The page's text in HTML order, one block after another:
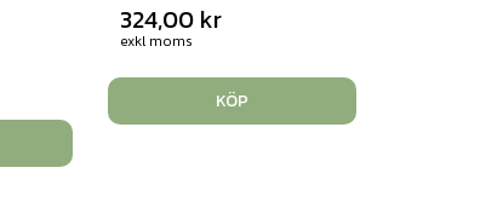
324,00 kr
exkl moms
KÖP